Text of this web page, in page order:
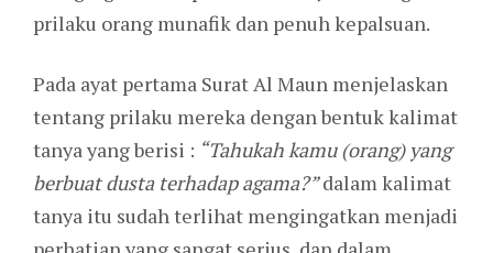
prilaku orang munafik dan penuh kepalsuan.
Pada ayat pertama Surat Al Maun menjelaskan
tentang prilaku mereka dengan bentuk kalimat
tanya yang berisi : “Tahukah kamu (orang) yang
berbuat dusta terhadap agama?” dalam kalimat
tanya itu sudah terlihat mengingatkan menjadi